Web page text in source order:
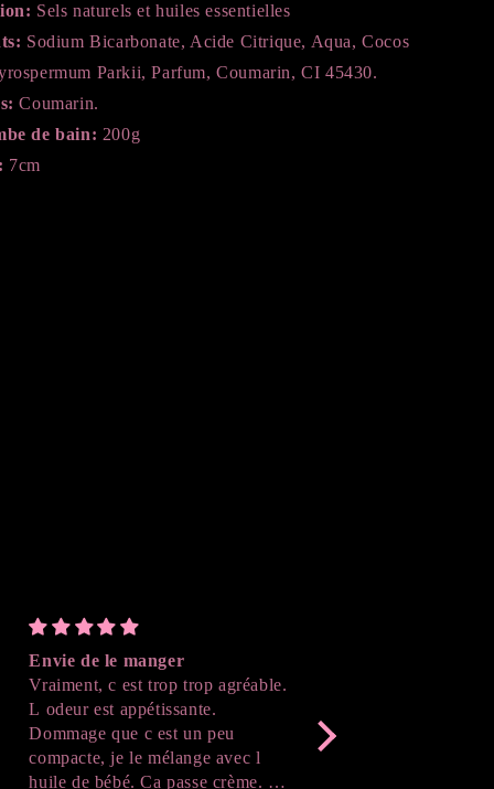
Noix
de
coco
Sels naturels et huiles essentielles
Sodium Bicarbonate, Acide Citrique, Aqua, Cocos
Parkii, Parfum, Coumarin, CI 45430.
Coumarin.
de bain: 200g
7cm
Envie de le manger
Vraiment, c est trop trop agréable.
L odeur est appétissante.
Dommage que c est un peu
compacte, je le mélange avec l
huile de bébé. Ca passe crème. Je
après démoulage ,
Merci beaucoup !